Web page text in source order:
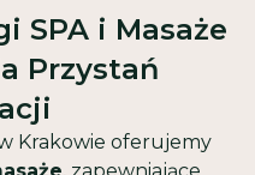
SPA i Masaże
Przystań
Krakowie oferujemy